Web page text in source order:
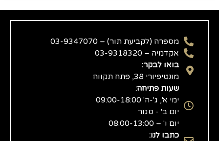
מספרה (לקביעת תור) – 03-9347070
אקדמיה – 03-9318320
בואו לבקר:
מונטיפיורי 38, פתח תקווה
שעות פתיחה:
ימי א', ג'-ה' 09:00-18:00
יום ב' - סגור
יום ו' – 08:00-13:00
כתבו לנו: